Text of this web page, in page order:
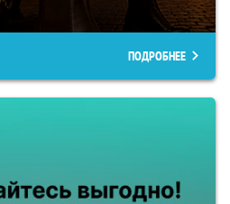
ПОДРОБНЕЕ